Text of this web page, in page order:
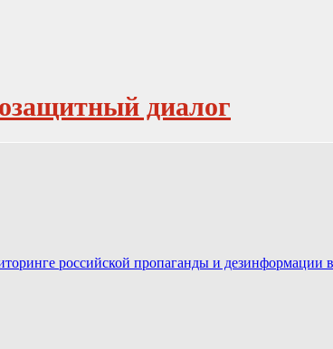
диалог
российской пропаганды и дезинформации